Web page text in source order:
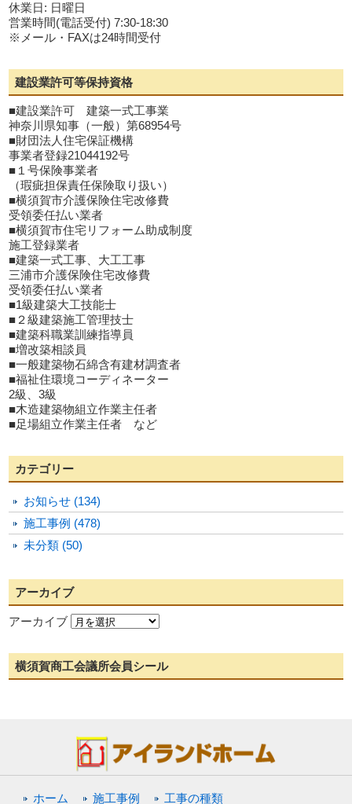
休業日: 日曜日
営業時間(電話受付) 7:30-18:30
※メール・FAXは24時間受付
建設業許可等保持資格
■建設業許可 建築一式工事業
神奈川県知事（一般）第68954号
■財団法人住宅保証機構
事業者登録21044192号
■１号保険事業者
（瑕疵担保責任保険取り扱い）
■横須賀市介護保険住宅改修費
受領委任払い業者
■横須賀市住宅リフォーム助成制度
施工登録業者
■建築一式工事、大工工事
三浦市介護保険住宅改修費
受領委任払い業者
■1級建築大工技能士
■２級建築施工管理技士
■建築科職業訓練指導員
■増改築相談員
■一般建築物石綿含有建材調査者
■福祉住環境コーディネーター
2級、3級
■木造建築物組立作業主任者
■足場組立作業主任者 など
カテゴリー
お知らせ (134)
施工事例 (478)
未分類 (50)
アーカイブ
アーカイブ
横須賀商工会議所会員シール
ホーム 施工事例 工事の種類